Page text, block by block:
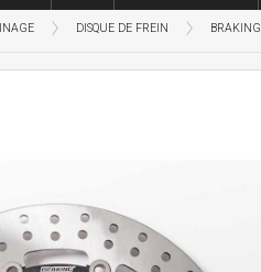
DISQUE DE FREIN BRAKING